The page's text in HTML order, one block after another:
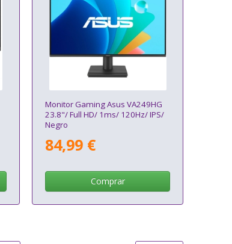
Monitor Gaming Asus VA249HG
23.8"/ Full HD/ 1ms/ 120Hz/ IPS/
Negro
84,99 €
Comprar